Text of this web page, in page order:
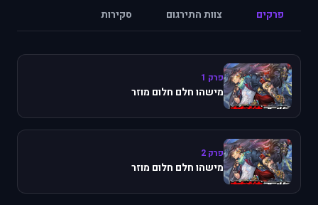
פרקים צוות התירגום סקירות
פרק 1
מישהו חלם חלום מוזר
פרק 2
מישהו חלם חלום מוזר